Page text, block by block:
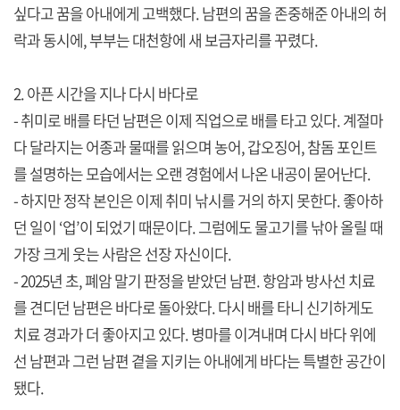
싶다고 꿈을 아내에게 고백했다. 남편의 꿈을 존중해준 아내의 허
락과 동시에, 부부는 대천항에 새 보금자리를 꾸렸다.
2. 아픈 시간을 지나 다시 바다로
- 취미로 배를 타던 남편은 이제 직업으로 배를 타고 있다. 계절마
다 달라지는 어종과 물때를 읽으며 농어, 갑오징어, 참돔 포인트
를 설명하는 모습에서는 오랜 경험에서 나온 내공이 묻어난다.
- 하지만 정작 본인은 이제 취미 낚시를 거의 하지 못한다. 좋아하
던 일이 ‘업’이 되었기 때문이다. 그럼에도 물고기를 낚아 올릴 때
가장 크게 웃는 사람은 선장 자신이다.
- 2025년 초, 폐암 말기 판정을 받았던 남편. 항암과 방사선 치료
를 견디던 남편은 바다로 돌아왔다. 다시 배를 타니 신기하게도
치료 경과가 더 좋아지고 있다. 병마를 이겨내며 다시 바다 위에
선 남편과 그런 남편 곁을 지키는 아내에게 바다는 특별한 공간이
됐다.